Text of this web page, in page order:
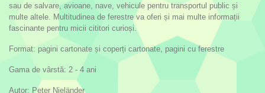
sau de salvare, avioane, nave, vehicule pentru transportul public și
multe altele. Multitudinea de ferestre va oferi și mai multe informații
fascinante pentru micii cititori curioși.
Format: pagini cartonate și coperți cartonate, pagini cu ferestre
Gama de vârstă: 2 - 4 ani
Autor: Peter Nieländer